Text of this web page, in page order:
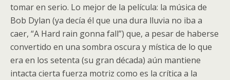
tomar en serio. Lo mejor de la película: la música de
Bob Dylan (ya decía él que una dura lluvia no iba a
caer, “A Hard rain gonna fall”) que, a pesar de haberse
convertido en una sombra oscura y mística de lo que
era en los setenta (su gran década) aún mantiene
intacta cierta fuerza motriz como es la crítica a la